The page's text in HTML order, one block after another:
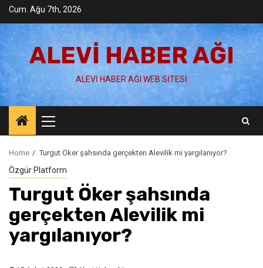
Skip
content
Cum. Ağu 7th, 2026
ALEVI HABER AĞI
ALEVI HABER AĞI WEB SITESI
Menu
Home Turgut Öker şahsında gerçekten Alevilik mi yargılanıyor?
Özgür Platform
Turgut Öker şahsında
gerçekten Alevilik mi
yargılanıyor?